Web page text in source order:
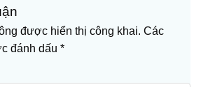
được hiển thị công khai. Các
đánh dấu *